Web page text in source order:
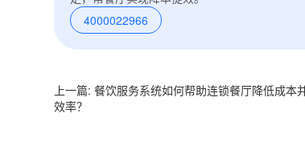
4000022966
上一篇: 餐饮服务系统如何帮助连锁餐厅降低成本
效率？